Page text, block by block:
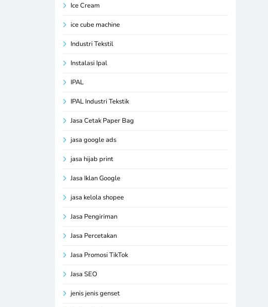
Ice Cream
ice cube machine
Industri Tekstil
Instalasi Ipal
IPAL
IPAL Industri Tekstik
Jasa Cetak Paper Bag
jasa google ads
jasa hijab print
Jasa Iklan Google
jasa kelola shopee
Jasa Pengiriman
Jasa Percetakan
Jasa Promosi TikTok
Jasa SEO
jenis jenis genset